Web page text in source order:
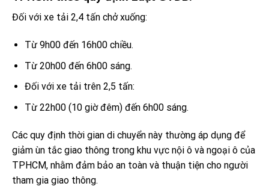
Đối với xe tải 2,4 tấn chở xuống:
Từ 9h00 đến 16h00 chiều.
Từ 20h00 đến 6h00 sáng.
Đối với xe tải trên 2,5 tấn:
Từ 22h00 (10 giờ đêm) đến 6h00 sáng.
Các quy định thời gian di chuyển này thường áp dụng để
giảm ùn tắc giao thông trong khu vực nội ô và ngoại ô của
TPHCM, nhằm đảm bảo an toàn và thuận tiện cho người
tham gia giao thông.